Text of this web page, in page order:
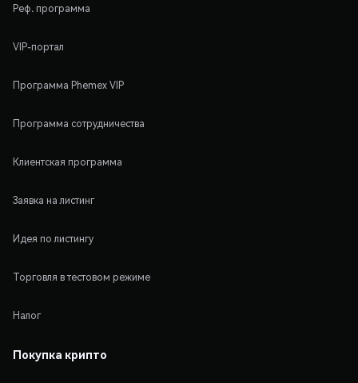
Реф. программа
VIP-портал
Программа Phemex VIP
Программа сотрудничества
Клиентская программа
Заявка на листинг
Идея по листингу
Торговля в тестовом режиме
Налог
Покупка крипто